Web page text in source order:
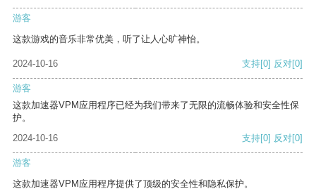
游客
这款游戏的音乐非常优美，听了让人心旷神怡。
2024-10-16 支持[0] 反对[0]
游客
这款加速器VPM应用程序已经为我们带来了无限的流畅体验和安全性保
护。
2024-10-16
支持[0] 反对[0]
游客
这款加速器VPM应用程序提供了顶级的安全性和隐私保护。